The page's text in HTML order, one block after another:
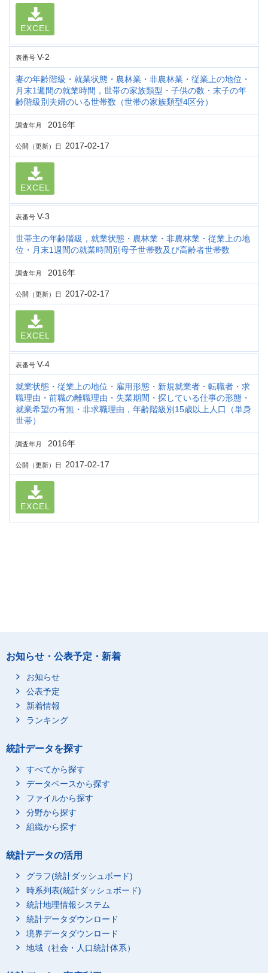
EXCEL
表番号 V-2
妻の年齢階級・就業状態・農林業・非農林業・従業上の地位・
月末1週間の就業時間，世帯の家族類型・子供の数・末子の年
齢階級別夫婦のいる世帯数（世帯の家族類型4区分）
調査年月 2016年
公開（更新）日 2017-02-17
EXCEL
表番号 V-3
世帯主の年齢階級，就業状態・農林業・非農林業・従業上の地
位・月末1週間の就業時間別母子世帯数及び高齢者世帯数
調査年月 2016年
公開（更新）日 2017-02-17
EXCEL
表番号 V-4
就業状態・従業上の地位・雇用形態・新規就業者・転職者・求
職理由・前職の離職理由・失業期間・探している仕事の形態・
就業希望の有無・非求職理由，年齢階級別15歳以上人口（単身
世帯）
調査年月 2016年
公開（更新）日 2017-02-17
EXCEL
お知らせ・公表予定・新着
お知らせ
公表予定
新着情報
ランキング
統計データを探す
すべてから探す
データベースから探す
ファイルから探す
分野から探す
組織から探す
統計データの活用
グラフ(統計ダッシュボード)
時系列表(統計ダッシュボード)
統計地理情報システム
統計データダウンロード
境界データダウンロード
地域（社会・人口統計体系）